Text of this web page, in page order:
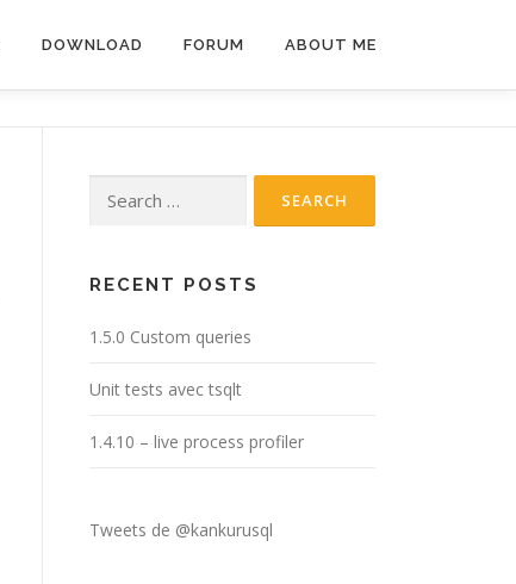
DOWNLOAD FORUM ABOUT ME
for:
RECENT POSTS
1.5.0 Custom queries
Unit tests avec tsqlt
1.4.10 – live process profiler
Tweets de @kankurusql